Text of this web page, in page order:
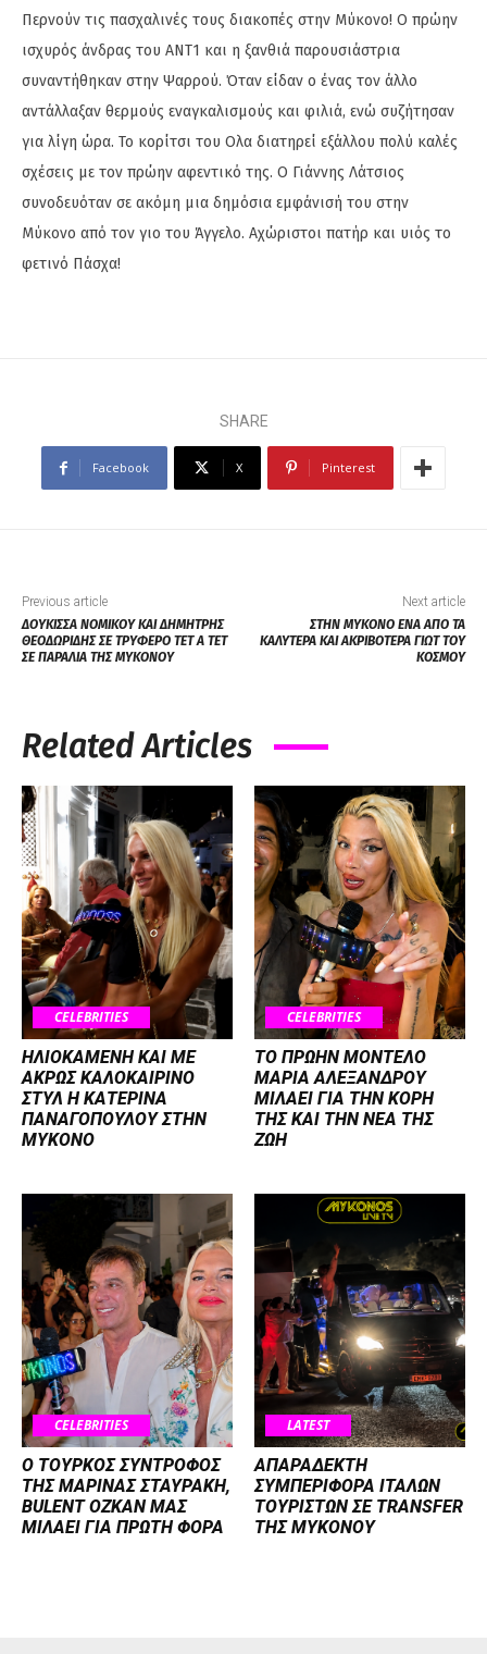
Περνούν τις πασχαλινές τους διακοπές στην Μύκονο! Ο πρώην
ισχυρός άνδρας του ΑΝΤ1 και η ξανθιά παρουσιάστρια
συναντήθηκαν στην Ψαρρού. Όταν είδαν ο ένας τον άλλο
αντάλλαξαν θερμούς εναγκαλισμούς και φιλιά, ενώ συζήτησαν
για λίγη ώρα. Το κορίτσι του Ολα διατηρεί εξάλλου πολύ καλές
σχέσεις με τον πρώην αφεντικό της. Ο Γιάννης Λάτσιος
συνοδευόταν σε ακόμη μια δημόσια εμφάνισή του στην
Μύκονο από τον γιο του Άγγελο. Αχώριστοι πατήρ και υιός το
φετινό Πάσχα!
SHARE
Facebook X Pinterest
Previous article
ΔΟΥΚΙΣΣΑ ΝΟΜΙΚΟΥ ΚΑΙ ΔΗΜΗΤΡΗΣ
ΘΕΟΔΩΡΙΔΗΣ ΣΕ ΤΡΥΦΕΡΟ ΤΕΤ Α ΤΕΤ
ΣΕ ΠΑΡΑΛΙΑ ΤΗΣ ΜΥΚΟΝΟΥ
Next article
ΣΤΗΝ ΜΥΚΟΝΟ ΕΝΑ ΑΠΟ ΤΑ
ΚΑΛΥΤΕΡΑ ΚΑΙ ΑΚΡΙΒΟΤΕΡΑ ΓΙΩΤ ΤΟΥ
ΚΟΣΜΟΥ
Related Articles
CELEBRITIES
ΗΛΙΟΚΑΜΕΝΗ ΚΑΙ ΜΕ
ΑΚΡΩΣ ΚΑΛΟΚΑΙΡΙΝΟ
ΣΤΥΛ Η ΚΑΤΕΡΙΝΑ
ΠΑΝΑΓΟΠΟΥΛΟΥ ΣΤΗΝ
ΜΥΚΟΝΟ
CELEBRITIES
ΤΟ ΠΡΩΗΝ ΜΟΝΤΕΛΟ
ΜΑΡΙΑ ΑΛΕΞΑΝΔΡΟΥ
ΜΙΛΑΕΙ ΓΙΑ ΤΗΝ ΚΟΡΗ
ΤΗΣ ΚΑΙ ΤΗΝ ΝΕΑ ΤΗΣ
ΖΩΗ
CELEBRITIES
Ο ΤΟΥΡΚΟΣ ΣΥΝΤΡΟΦΟΣ
ΤΗΣ ΜΑΡΙΝΑΣ ΣΤΑΥΡΑΚΗ,
BULENT OZKAN ΜΑΣ
ΜΙΛΑΕΙ ΓΙΑ ΠΡΩΤΗ ΦΟΡΑ
LATEST
ΑΠΑΡΑΔΕΚΤΗ
ΣΥΜΠΕΡΙΦΟΡΑ ΙΤΑΛΩΝ
ΤΟΥΡΙΣΤΩΝ ΣΕ TRANSFER
ΤΗΣ ΜΥΚΟΝΟΥ